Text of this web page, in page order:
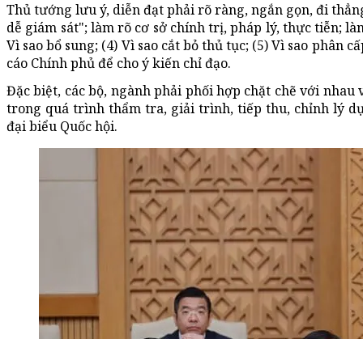
Thủ tướng lưu ý, diễn đạt phải rõ ràng, ngắn gọn, đi
dễ giám sát"; làm rõ cơ sở chính trị, pháp lý, thực tiễn;
Vì sao bổ sung; (4) Vì sao cắt bỏ thủ tục; (5) Vì sao phân
cáo Chính phủ để cho ý kiến chỉ đạo.
Đặc biệt, các bộ, ngành phải phối hợp chặt chẽ với nhau
trong quá trình thẩm tra, giải trình, tiếp thu, chỉnh lý
đại biểu Quốc hội.